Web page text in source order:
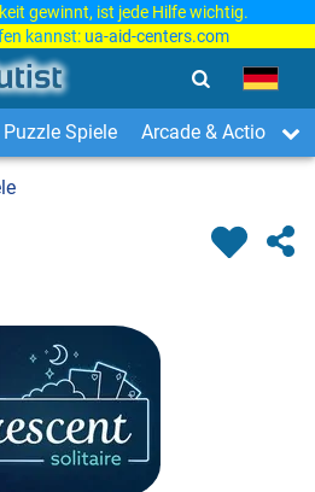
gewinnt, ist jede Hilfe wichtig.
kannst: ua-aid-centers.com
Puzzle Spiele Arcade & Action